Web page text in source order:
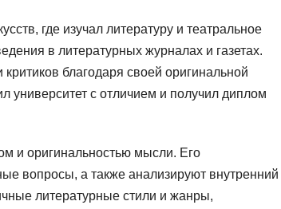
где изучал литературу и театральное
в литературных журналах и газетах.
благодаря своей оригинальной
университет с отличием и получил диплом
и оригинальностью мысли. Его
вопросы, а также анализируют внутренний
литературные стили и жанры,